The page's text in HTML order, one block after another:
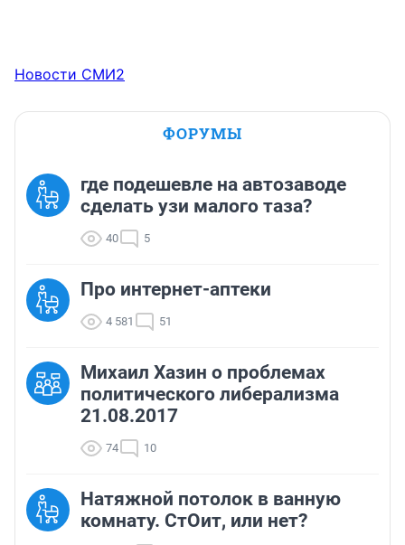
Новости СМИ2
ФОРУМЫ
где подешевле на автозаводе
сделать узи малого таза?
40 5
Про интернет-аптеки
4 581 51
Михаил Хазин о проблемах
политического либерализма
21.08.2017
74 10
Натяжной потолок в ванную
комнату. СтОит, или нет?